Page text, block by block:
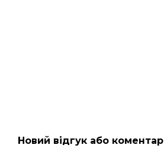
Новий відгук або коментар